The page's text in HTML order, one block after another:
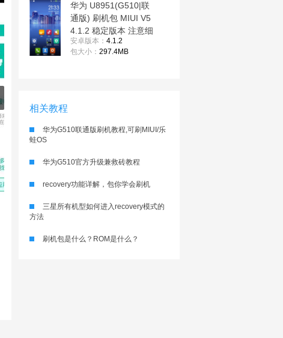
华为 U8951(G510|联
通版) 刷机包 MIUI V5
4.1.2 稳定版本 注意细
节 内存优化
安卓版本： 4.1.2
包大小： 297.4MB
相关教程
华为G510联通版刷机教程,可刷MIUI/乐
蛙OS
华为G510官方升级兼救砖教程
recovery功能详解，包你学会刷机
三星所有机型如何进入recovery模式的
方法
刷机包是什么？ROM是什么？